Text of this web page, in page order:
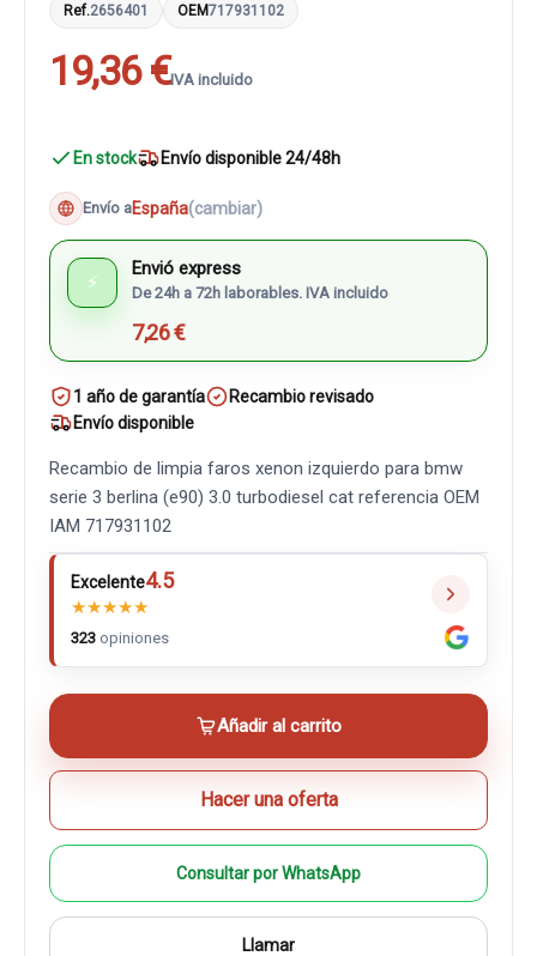
Ref.2656401 OEM717931102
19,36 €IVA incluido
En stock Envío disponible 24/48h
Envío aEspaña(cambiar)
⚡
Envió express
De 24h a 72h laborables. IVA incluido
7,26 €
1 año de garantía
Recambio revisado
Envío disponible
Recambio de limpia faros xenon izquierdo para bmw
serie 3 berlina (e90) 3.0 turbodiesel cat referencia OEM
IAM 717931102
Excelente4.5
★★★★★
323 opiniones
Añadir al carrito
Hacer una oferta
Consultar por WhatsApp
Llamar